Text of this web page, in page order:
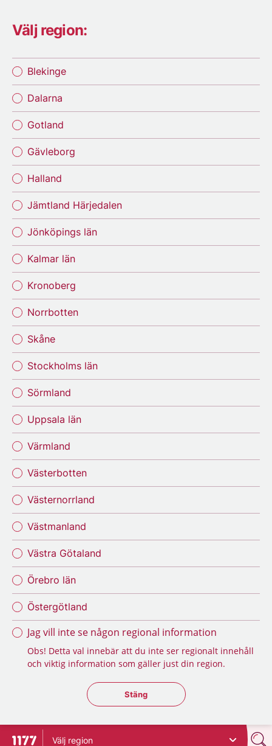
Välj region:
Blekinge
Dalarna
Gotland
Gävleborg
Halland
Jämtland Härjedalen
Jönköpings län
Kalmar län
Kronoberg
Norrbotten
Skåne
Stockholms län
Sörmland
Uppsala län
Värmland
Västerbotten
Västernorrland
Västmanland
Västra Götaland
Örebro län
Östergötland
Jag vill inte se någon regional information
Obs! Detta val innebär att du inte ser regionalt innehåll
och viktig information som gäller just din region.
Stäng regionsväljaren
Stäng
Till startsidan för 1177
Välj region